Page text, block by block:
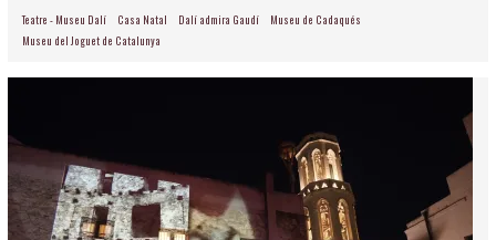
Teatre - Museu Dalí Casa Natal Dalí admira Gaudí
Museu de Cadaqués
Museu del Joguet de Catalunya